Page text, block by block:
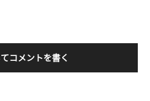
コメントを書く